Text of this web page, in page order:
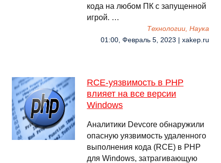
кода на любом ПК с запущенной
игрой. …
Технологии, Наука
01:00, Февраль 5, 2023 | xakep.ru
RCE-уязвимость в PHP
влияет на все версии
Windows
Аналитики Devcore обнаружили
опасную уязвимость удаленного
выполнения кода (RCE) в PHP
для Windows, затрагивающую